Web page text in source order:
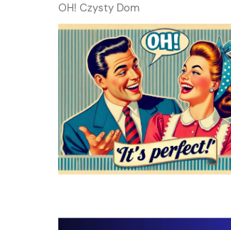
OH! Czysty Dom